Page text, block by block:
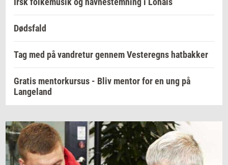
Dødsfald
Tag med på vandretur gennem Vesteregns hatbakker
Gratis mentorkursus - Bliv mentor for en ung på
Langeland